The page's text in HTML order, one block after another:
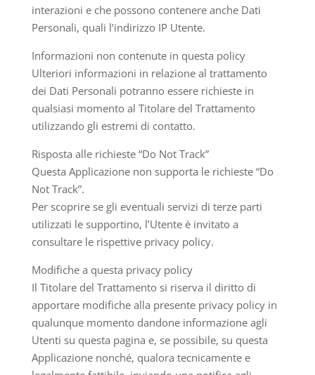
interazioni e che possono contenere anche Dati
Personali, quali l’indirizzo IP Utente.
Informazioni non contenute in questa policy
Ulteriori informazioni in relazione al trattamento
dei Dati Personali potranno essere richieste in
qualsiasi momento al Titolare del Trattamento
utilizzando gli estremi di contatto.
Risposta alle richieste “Do Not Track”
Questa Applicazione non supporta le richieste “Do
Not Track”.
Per scoprire se gli eventuali servizi di terze parti
utilizzati le supportino, l’Utente è invitato a
consultare le rispettive privacy policy.
Modifiche a questa privacy policy
Il Titolare del Trattamento si riserva il diritto di
apportare modifiche alla presente privacy policy in
qualunque momento dandone informazione agli
Utenti su questa pagina e, se possibile, su questa
Applicazione nonché, qualora tecnicamente e